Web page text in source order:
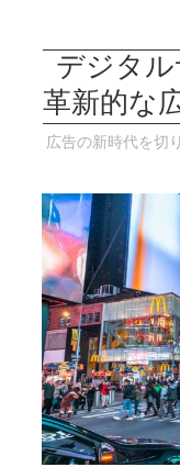
デジタル
革新的な
広告の新時代を切